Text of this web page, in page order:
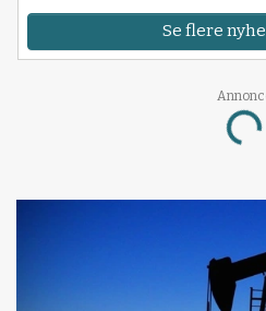
Se flere
Loading...